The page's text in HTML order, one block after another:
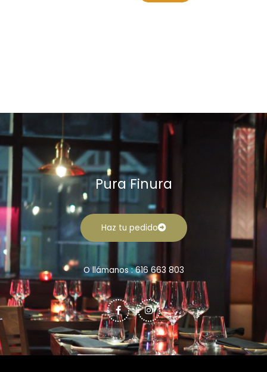
Pura Finura
Haz tu pedido
O llámanos : 616 663 803
a
c
e
b
o
o
k
I
n
s
t
a
g
r
a